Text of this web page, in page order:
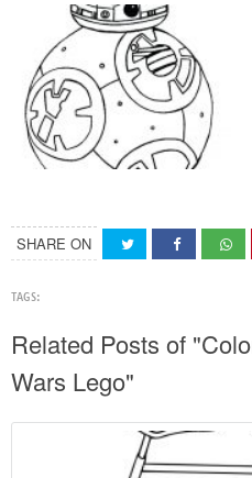
SHARE ON
TAGS:
Related Posts of
Wars Lego"